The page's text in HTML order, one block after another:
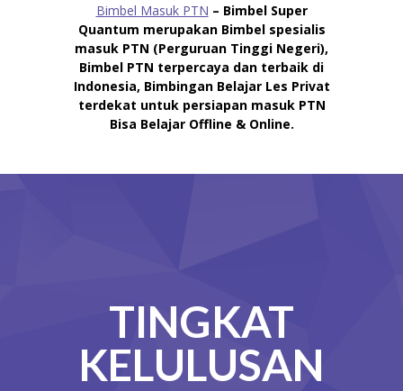
Bimbel Masuk PTN – Bimbel Super
Quantum merupakan Bimbel spesialis
masuk PTN (Perguruan Tinggi Negeri),
Bimbel PTN terpercaya dan terbaik di
Indonesia, Bimbingan Belajar Les Privat
terdekat untuk persiapan masuk PTN
Bisa Belajar Offline & Online.
TINGKAT
KELULUSAN